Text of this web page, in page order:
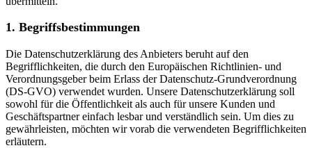
1. Begriffsbestimmungen
Die Datenschutzerklärung des Anbieters beruht auf den
Begrifflichkeiten, die durch den Europäischen Richtlinien- und
Verordnungsgeber beim Erlass der Datenschutz-Grundverordnung
(DS-GVO) verwendet wurden. Unsere Datenschutzerklärung soll
sowohl für die Öffentlichkeit als auch für unsere Kunden und
Geschäftspartner einfach lesbar und verständlich sein. Um dies zu
gewährleisten, möchten wir vorab die verwendeten Begrifflichkeiten
erläutern.